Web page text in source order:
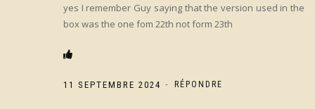
yes I remember Guy saying that the version used in the
box was the one fom 22th not form 23th
11 SEPTEMBRE 2024 - RÉPONDRE